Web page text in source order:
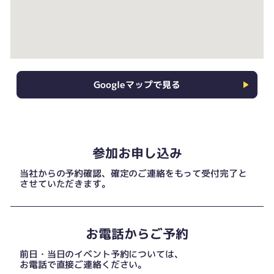
Googleマップで見る
参加お申し込み
当社からの予約確認、確定のご連絡をもって受付完了と
させていただきます。
お電話からご予約
前日・当日のイベント予約については、
お電話で直接ご連絡ください。